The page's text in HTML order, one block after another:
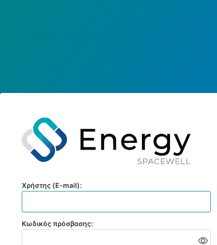
Χρήστης (E-mail):
Κωδικός πρόσβασης: